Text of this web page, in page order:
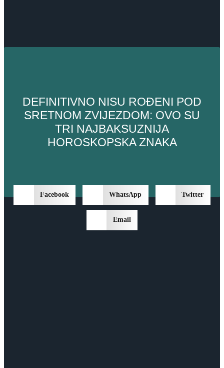
DEFINITIVNO NISU ROĐENI POD
SRETNOM ZVIJEZDOM: OVO SU
TRI NAJBAKSUZNIJA
HOROSKOPSKA ZNAKA
Facebook WhatsApp Twitter
Email